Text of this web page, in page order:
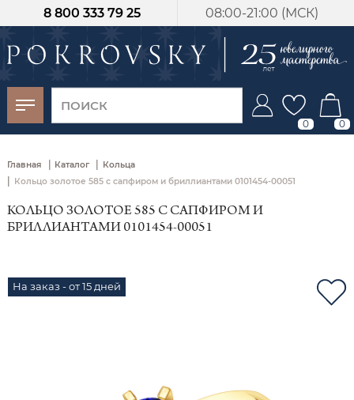
08:00-21:00 (МСК)
8 800 333 79 25
0 0
Главная | Каталог | Кольца
| Кольцо золотое 585 с сапфиром и бриллиантами 0101454-00051
КОЛЬЦО ЗОЛОТОЕ 585 С САПФИРОМ И
БРИЛЛИАНТАМИ 0101454-00051
На заказ - от 15 дней
-30%
от 15 дней с
момента оплаты